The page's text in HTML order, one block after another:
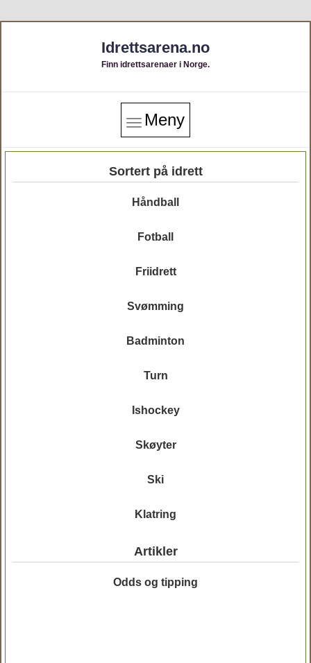
Idrettsarena.no
Finn idrettsarenaer i Norge.
Meny
Sortert på idrett
Håndball
Fotball
Friidrett
Svømming
Badminton
Turn
Ishockey
Skøyter
Ski
Klatring
Artikler
Odds og tipping